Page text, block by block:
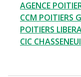
AGENCE
CCM POITIERS
POITIERS
CIC